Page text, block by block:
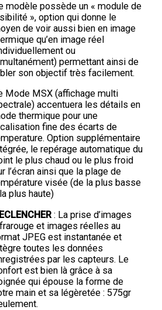
modèle possède un « module de
», option qui donne le
de voir aussi bien en image
qu’en image réel
ou
permettant ainsi de
son objectif très facilement.
Mode MSX (affichage multi
accentuera les détails en
thermique pour une
fine des écarts de
Option supplémentaire
le repérage automatique du
le plus chaud ou le plus froid
l’écran ainsi que la plage de
visée (de la plus basse
plus haute)
: La prise d’images
et images réelles au
JPEG est instantanée et
toutes les données
par les capteurs. Le
est bien là grâce à sa
qui épouse la forme de
main et sa légèretée : 575gr